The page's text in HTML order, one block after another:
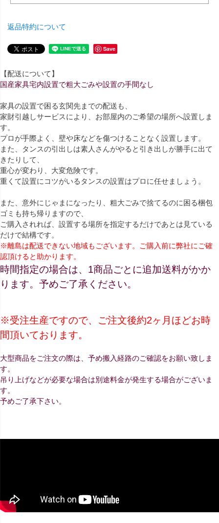
返品特約について
Save
【配送について】
国産家具宅内設置で粗大ごみや設置の手間なし
家具の設置で困る玄関先までの配送も、
家財引越しサービスにより、お部屋内のご希望の場所へ設置しま
す。
プロが手際よく、壁や床などを傷つけることなく設置します。
また、タンスの引出しは素人さんがやると引き出しが勝手に出て
きたりして、
重心が変わり、大変危険です。
重くて設置にコツがいるタンスの設置はプロに任せましょう。
また、意外にじゃまになったり、粗大ごみで捨てるのに困る梱包
ゴミも持ち帰りますので、
ご購入されれば、設置する場所を指定するだけであとは見ている
だけで結構です。
※離島は配送できない地域もございます。ご購入前に弊社にご確
認頂けると助かります。
時間指定の場合は、1商品ごとに追加送料がかか
ります。予めご了承ください。
※受注生産ですので、ご注文後約2ヶ月ほどお時
間頂いております。
大型商品をご注文の際は、予め搬入経路のご確認をお願い致しま
す。
吊り上げなどが必要な場合は別途料金が発生する場合がございま
す。
予めご了承下さい。